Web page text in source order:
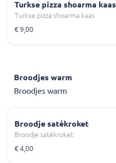
Turkse pizza shoarma kaas
Turkse pizza shoarma kaas
€ 9,00
Broodjes warm
Broodjes warm
Broodje satékroket
Broodje satékroket
€ 4,00